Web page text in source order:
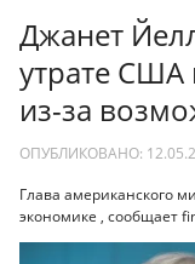
Джанет
утрате США
из-за
ОПУБЛИКОВАНО:
Глава американского
экономике , сообщает